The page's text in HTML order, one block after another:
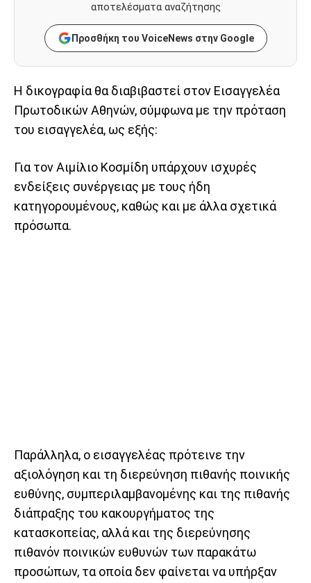
αποτελέσματα αναζήτησης
Προσθήκη του VoiceNews στην Google
Η δικογραφία θα διαβιβαστεί στον Εισαγγελέα
Πρωτοδικών Αθηνών, σύμφωνα με την πρόταση
του εισαγγελέα, ως εξής:
Για τον Αιμίλιο Κοσμίδη υπάρχουν ισχυρές
ενδείξεις συνέργειας με τους ήδη
κατηγορουμένους, καθώς και με άλλα σχετικά
πρόσωπα.
Παράλληλα, ο εισαγγελέας πρότεινε την
αξιολόγηση και τη διερεύνηση πιθανής ποινικής
ευθύνης, συμπεριλαμβανομένης και της πιθανής
διάπραξης του κακουργήματος της
κατασκοπείας, αλλά και της διερεύνησης
πιθανόν ποινικών ευθυνών των παρακάτω
προσώπων, τα οποία δεν φαίνεται να υπήρξαν